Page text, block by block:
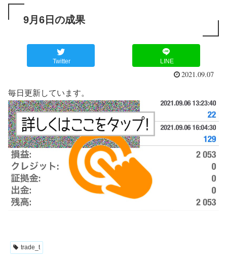
9月6日の成果
Twitter LINE
2021.09.07
毎日更新しています。
trade_t